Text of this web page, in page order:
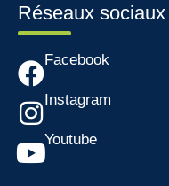
Réseaux sociaux
Facebook
Instagram
Youtube